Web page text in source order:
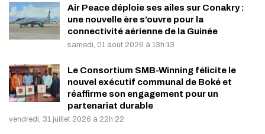
Air Peace déploie ses ailes sur Conakry :
une nouvelle ère s’ouvre pour la
connectivité aérienne de la Guinée
samedi, 01 août 2026 à 13h:13
Le Consortium SMB-Winning félicite le
nouvel exécutif communal de Boké et
réaffirme son engagement pour un
partenariat durable
vendredi, 31 juillet 2026 à 22h:22